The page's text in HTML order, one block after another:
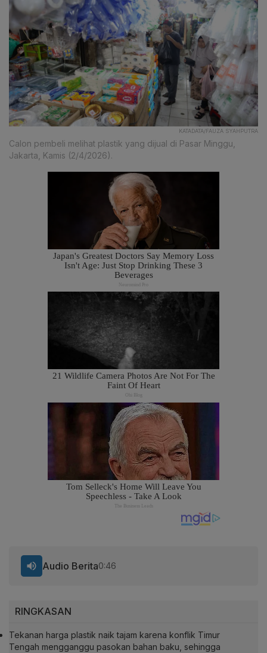
KATADATA/FAUZA SYAHPUTRA
Calon pembeli melihat plastik yang dijual di Pasar Minggu,
Jakarta, Kamis (2/4/2026).
RINGKASAN
Tekanan harga plastik naik tajam karena konflik Timur
Tengah mengganggu pasokan bahan baku, sehingga
Audio Berita0:46